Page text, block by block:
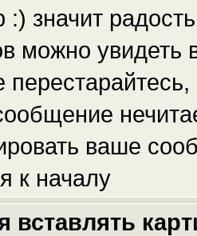
:) значит
можно
ваше
к началу
вставлять